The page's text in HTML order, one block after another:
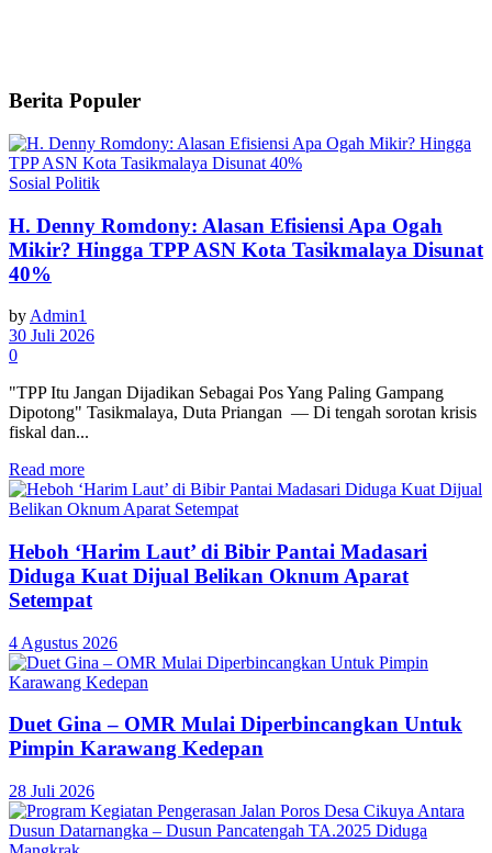
Berita Populer
Sosial Politik
H. Denny Romdony: Alasan Efisiensi Apa Ogah
Mikir? Hingga TPP ASN Kota Tasikmalaya Disunat
40%
by Admin1
30 Juli 2026
0
"TPP Itu Jangan Dijadikan Sebagai Pos Yang Paling Gampang
Dipotong" Tasikmalaya, Duta Priangan — Di tengah sorotan krisis
fiskal dan...
Read more
Heboh ‘Harim Laut’ di Bibir Pantai Madasari
Diduga Kuat Dijual Belikan Oknum Aparat
Setempat
4 Agustus 2026
Duet Gina – OMR Mulai Diperbincangkan Untuk
Pimpin Karawang Kedepan
28 Juli 2026